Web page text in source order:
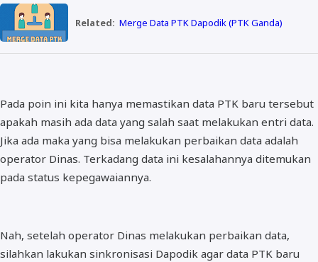
Related: Merge Data PTK Dapodik (PTK Ganda)
Pada poin ini kita hanya memastikan data PTK baru tersebut
apakah masih ada data yang salah saat melakukan entri data.
Jika ada maka yang bisa melakukan perbaikan data adalah
operator Dinas. Terkadang data ini kesalahannya ditemukan
pada status kepegawaiannya.
Nah, setelah operator Dinas melakukan perbaikan data,
silahkan lakukan sinkronisasi Dapodik agar data PTK baru